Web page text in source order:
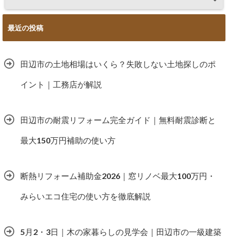
最近の投稿
田辺市の土地相場はいくら？失敗しない土地探しのポ
イント｜工務店が解説
田辺市の耐震リフォーム完全ガイド｜無料耐震診断と
最大150万円補助の使い方
断熱リフォーム補助金2026｜窓リノベ最大100万円・
みらいエコ住宅の使い方を徹底解説
5月2・3日｜木の家暮らしの見学会｜田辺市の一級建築